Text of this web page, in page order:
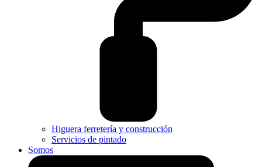
Higuera ferretería y construcción
Servicios de pintado
Somos